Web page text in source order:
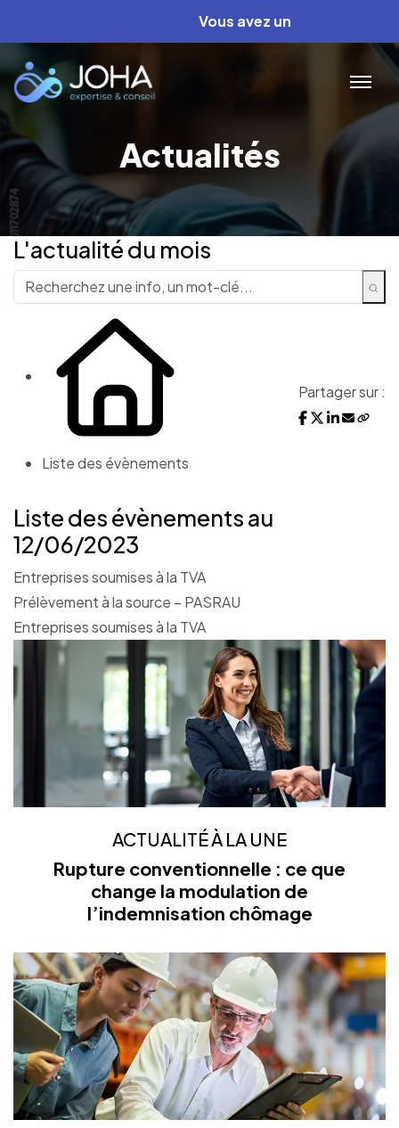
Vous avez un projet ? Nous
Actualités
L'actualité du mois
Liste des évènements
Partager sur :
Liste des évènements au
12/06/2023
Entreprises soumises à la TVA
Prélèvement à la source – PASRAU
Entreprises soumises à la TVA
ACTUALITÉ À LA UNE
Rupture conventionnelle : ce que
change la modulation de
l’indemnisation chômage